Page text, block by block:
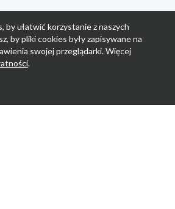
by ułatwić korzystanie z naszych
by pliki cookies były zapisywane na
swojej przeglądarki. Więcej
.